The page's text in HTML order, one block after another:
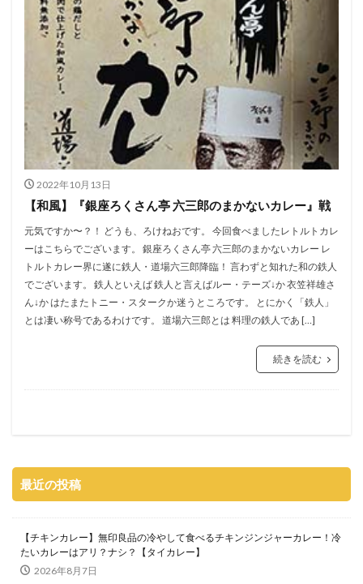
2022年10月13日
【和風】『銀座ろくさん亭 六三郎のまかないカレー』戦
元気ですか〜？！ どうも、ろけねおです。 今回食べましたレトルトカレ
ーはこちらでございます。 銀座ろくさん亭 六三郎のまかないカレー レ
トルトカレー界に遂に鉄人・道場六三郎降臨！ 言わずと知れた和の鉄人
でございます。 鉄人といえば 鉄人と言えばルー・テーズ↓か 衣笠祥雄さ
ん↓か はたまたトニー・スタークか迷うところです。 とにかく「鉄人」
とは凄い称号であるわけです。 道場六三郎とは 料理の鉄人であ […]
続きを読む
最近の投稿
【チキンカレー】無印良品の冷やして食べるチキンジンジャーカレー！冷
たいカレーはアリ？ナシ？【タイカレー】
2026年8月7日